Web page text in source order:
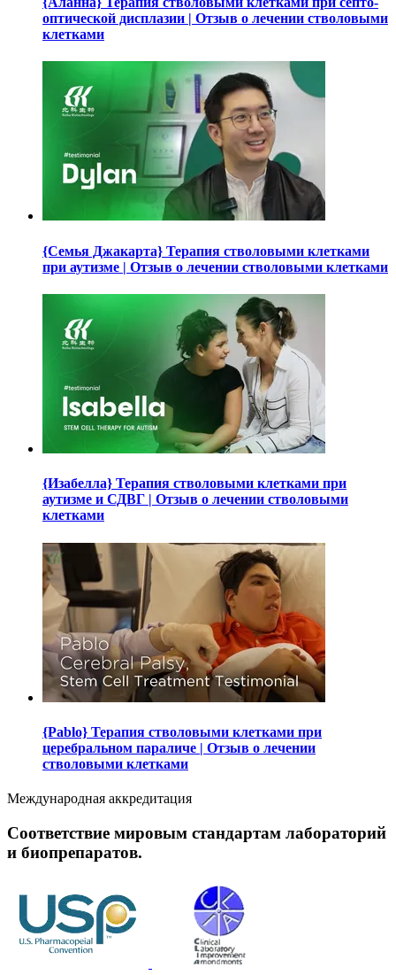
оптической дисплазии | Отзыв о лечении стволовыми
клетками
{Семья Джакарта} Терапия стволовыми клетками
при аутизме | Отзыв о лечении стволовыми клетками
{Изабелла} Терапия стволовыми клетками при
аутизме и СДВГ | Отзыв о лечении стволовыми
клетками
{Pablo} Терапия стволовыми клетками при
церебральном параличе | Отзыв о лечении
стволовыми клетками
Международная аккредитация
Соответствие мировым стандартам лабораторий
и биопрепаратов.